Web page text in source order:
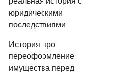
юридическими
последствиями
История про
переоформление
имущества перед